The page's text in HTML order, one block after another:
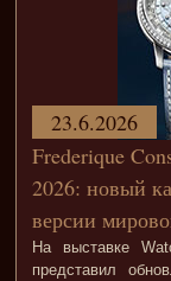
Frederique
2026: новый
версии
На выставке
представил
23.6.2026